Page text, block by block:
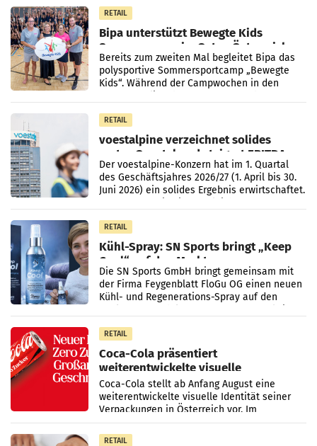
RETAIL
Bipa unterstützt Bewegte Kids
Sommercamps im Osten Österreichs
Bereits zum zweiten Mal begleitet Bipa das
polysportive Sommersportcamp „Bewegte
Kids“. Während der Campwochen in den
RETAIL
voestalpine verzeichnet solides
erstes Quartal und steigert EBITDA
Der voestalpine-Konzern hat im 1. Quartal
des Geschäftsjahres 2026/27 (1. April bis 30.
Juni 2026) ein solides Ergebnis erwirtschaftet.
RETAIL
Kühl-Spray: SN Sports bringt „Keep
Cool“ auf den Markt
Die SN Sports GmbH bringt gemeinsam mit
der Firma Feygenblatt FloGu OG einen neuen
Kühl- und Regenerations-Spray auf den
RETAIL
Coca-Cola präsentiert
weiterentwickelte visuelle
Markenidentität
Coca-Cola stellt ab Anfang August eine
weiterentwickelte visuelle Identität seiner
Verpackungen in Österreich vor. Im
Mittelpunkt des Redesigns stehen zentrale
Gestaltungselemente
RETAIL